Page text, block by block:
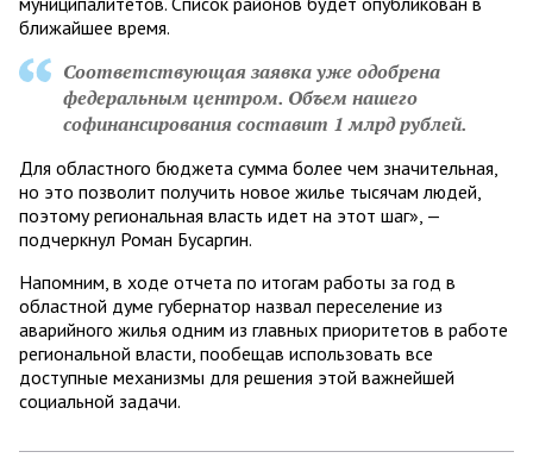
ближайшее время.
Соответствующая заявка уже одобрена
федеральным центром. Объем нашего
софинансирования составит 1 млрд рублей.
Для областного бюджета сумма более чем значительная,
но это позволит получить новое жилье тысячам людей,
поэтому региональная власть идет на этот шаг», —
подчеркнул Роман Бусаргин.
Напомним, в ходе отчета по итогам работы за год в
областной думе губернатор назвал переселение из
аварийного жилья одним из главных приоритетов в работе
региональной власти, пообещав использовать все
доступные механизмы для решения этой важнейшей
социальной задачи.